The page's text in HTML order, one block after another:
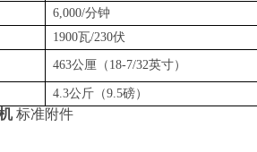
6,000/分钟
1900瓦/230伏
463公厘（18-7/32英寸）
4.3公斤（9.5磅）
标准附件